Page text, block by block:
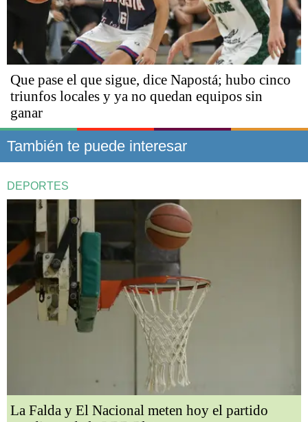
Que pase el que sigue, dice Napostá; hubo cinco
triunfos locales y ya no quedan equipos sin
ganar
También te puede interesar
DEPORTES
La Falda y El Nacional meten hoy el partido